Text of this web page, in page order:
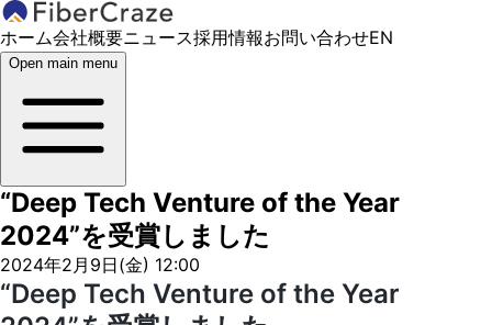
ホーム会社概要ニュース採用情報お問い合わせEN
Open main menu
“Deep Tech Venture of the Year
2024”を受賞しました
2024年2月9日(金) 12:00
“Deep Tech Venture of the Year